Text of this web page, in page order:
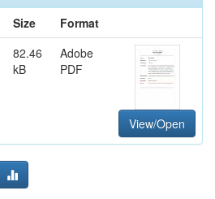
Size
Format
82.46
kB
Adobe
PDF
View/Open